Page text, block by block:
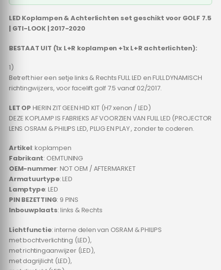
LED Koplampen & Achterlichten set geschikt voor GOLF 7.5
| GTI-LOOK | 2017-2020
BESTAAT UIT (1x L+R koplampen +1x L+R achterlichten):
1)
Betreft hier een setje links & Rechts FULL LED en FULL DYNAMISCH
richtingwijzers, voor facelift golf 7.5 vanaf 02/2017.
LET OP HIERIN ZIT GEEN HID KIT (H7 xenon / LED)
DEZE KOPLAMP IS FABRIEKS AF VOORZIEN VAN FULL LED (PROJECTOR
LENS OSRAM & PHILIPS LED, PLUG EN PLAY , zonder te coderen.
Artikel: koplampen
Fabrikant: OEMTUNING
OEM-nummer: NOT OEM / AFTERMARKET
Armatuurtype: LED
Lamptype: LED
PIN BEZETTING: 9 PINS
Inbouwplaats: links & Rechts
Lichtfunctie: interne delen van OSRAM & PHILIPS
met bochtverlichting (LED),
met richtingaanwijzer (LED),
met dagrijlicht (LED),